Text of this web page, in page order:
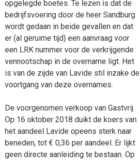
opgelegde boetes. Te lezen is dat de
bedrijfsvoering door de heer Sandburg
wordt gedaan in beide gevallen en dat
er (al geruime tijd) een aanvraag voor
een LRK nummer voor de verkrijgende
vennootschap in de overname ligt. Het
is van de zijde van Lavide stil inzake de
voortgang van deze overnames.
De voorgenomen verkoop van Gastvrij
Op 16 oktober 2018 duikt de koers van
het aandeel Lavide opeens sterk naar
beneden, tot € 0,36 per aandeel. Er lijkt
geen directe aanleiding te bestaan. Op